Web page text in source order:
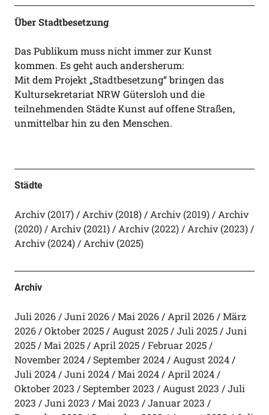
Über Stadtbesetzung
Das Publikum muss nicht immer zur Kunst
kommen. Es geht auch andersherum:
Mit dem Projekt „Stadtbesetzung“ bringen das
Kultursekretariat NRW Gütersloh und die
teilnehmenden Städte Kunst auf offene Straßen,
unmittelbar hin zu den Menschen.
Städte
Archiv (2017) Archiv (2018) Archiv (2019)
Archiv
(2020)
Archiv (2021) Archiv (2022)
Archiv (2023)
Archiv (2024)
Archiv (2025)
Archiv
Juli 2026 Juni 2026 Mai 2026 April 2026
März
2026
Oktober 2025 August 2025 Juli 2025
Juni
2025
Mai 2025 April 2025
Februar 2025
November 2024
September 2024
August 2024
Juli 2024
Juni 2024 Mai 2024
April 2024
Oktober 2023
September 2023 August 2023
Juli
2023
Juni 2023 Mai 2023
Januar 2023